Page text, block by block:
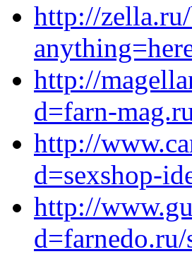
http://
http://
d=farn-
http://
d=sexshop-
http://
d=farnedo.ru/